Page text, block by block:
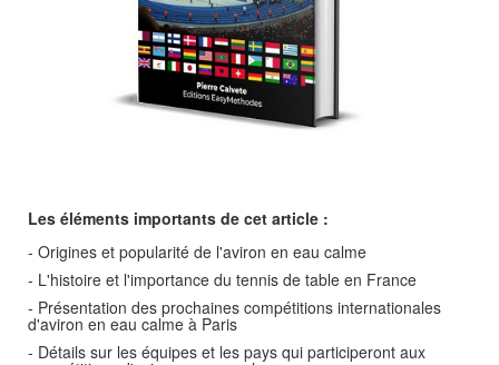
Les éléments importants de cet article :
- Origines et popularité de l'aviron en eau calme
- L'histoire et l'importance du tennis de table en France
- Présentation des prochaines compétitions internationales
d'aviron en eau calme à Paris
- Détails sur les équipes et les pays qui participeront aux